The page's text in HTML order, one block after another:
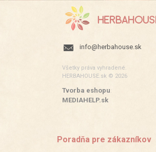
info@herbahouse.sk
Všetky práva vyhradené.
HERBAHOUSE.sk © 2026
Tvorba eshopu:
MEDIAHELP.sk
Poradňa pre zákazníkov